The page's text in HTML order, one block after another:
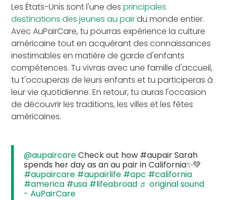
Les États-Unis sont l'une desprincipales
destinations des jeunes au pairdu monde entier.
Avec AuPairCare, tu pourras expérience la culture
américaine tout en acquérant des connaissances
inestimables en matière de garde d'enfants
compétences. Tu vivras avec une famille d'accueil,
tu t'occuperas de leurs enfants et tu participeras à
leur vie quotidienne. En retour, tu auras l'occasion
de découvrir les traditions, les villes et les fêtes
américaines.
@aupaircareCheck out how #aupair Sarah
spends her day as an au pair in California✨💚
#aupaircare #aupairlife #apc #california
#america #usa #lifeabroad ♬ original sound
- AuPairCare